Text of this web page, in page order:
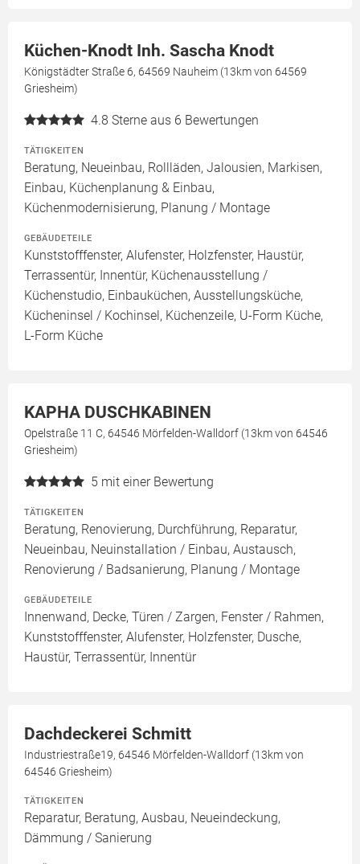
Küchen-Knodt Inh. Sascha Knodt
Königstädter Straße 6, 64569 Nauheim (13km von 64569
Griesheim)
4.8 Sterne aus 6 Bewertungen
TÄTIGKEITEN
Beratung, Neueinbau, Rollläden, Jalousien, Markisen,
Einbau, Küchenplanung & Einbau,
Küchenmodernisierung, Planung / Montage
GEBÄUDETEILE
Kunststofffenster, Alufenster, Holzfenster, Haustür,
Terrassentür, Innentür, Küchenausstellung /
Küchenstudio, Einbauküchen, Ausstellungsküche,
Kücheninsel / Kochinsel, Küchenzeile, U-Form Küche,
L-Form Küche
KAPHA DUSCHKABINEN
Opelstraße 11 C, 64546 Mörfelden-Walldorf (13km von 64546
Griesheim)
5 mit einer Bewertung
TÄTIGKEITEN
Beratung, Renovierung, Durchführung, Reparatur,
Neueinbau, Neuinstallation / Einbau, Austausch,
Renovierung / Badsanierung, Planung / Montage
GEBÄUDETEILE
Innenwand, Decke, Türen / Zargen, Fenster / Rahmen,
Kunststofffenster, Alufenster, Holzfenster, Dusche,
Haustür, Terrassentür, Innentür
Dachdeckerei Schmitt
Industriestraße19, 64546 Mörfelden-Walldorf (13km von
64546 Griesheim)
TÄTIGKEITEN
Reparatur, Beratung, Ausbau, Neueindeckung,
Dämmung / Sanierung